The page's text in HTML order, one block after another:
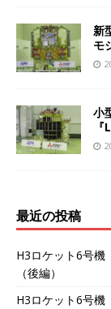
新
モ
小
最近の投稿
H3ロケット6号機
（後編）
H3ロケット6号機